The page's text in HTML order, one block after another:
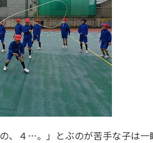
、４…。」とぶのが苦手な子は